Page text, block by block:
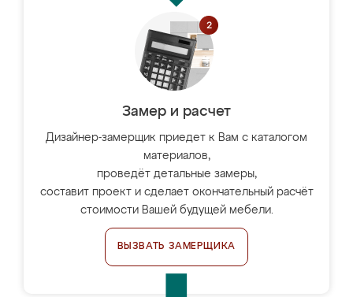
Замер и расчет
Дизайнер-замерщик приедет к Вам с каталогом
материалов,
проведёт детальные замеры,
составит проект и сделает окончательный расчёт
стоимости Вашей будущей мебели.
ВЫЗВАТЬ ЗАМЕРЩИКА